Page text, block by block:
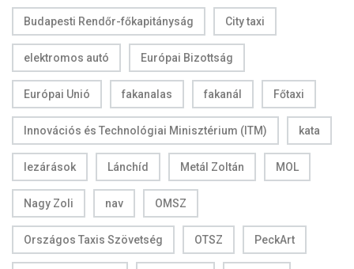
Budapesti Rendőr-főkapitányság City taxi
elektromos autó Európai Bizottság
Európai Unió fakanalas fakanál Főtaxi
Innovációs és Technológiai Minisztérium (ITM) kata
lezárások Lánchíd Metál Zoltán MOL
Nagy Zoli nav OMSZ
Országos Taxis Szövetség OTSZ PeckArt